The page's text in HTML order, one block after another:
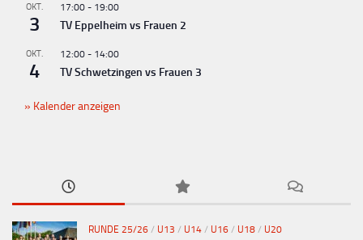
OKT.
3
17:00 - 19:00
TV Eppelheim vs Frauen 2
OKT.
4
12:00 - 14:00
TV Schwetzingen vs Frauen 3
Kalender anzeigen
RUNDE 25/26 / U13 / U14 / U16 / U18 / U20